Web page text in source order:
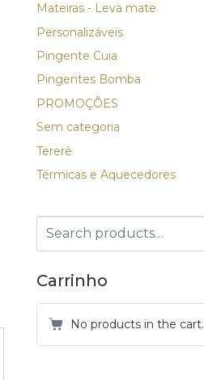
Mateiras - Leva mate
Personalizáveis
Pingente Cuia
Pingentes Bomba
PROMOÇÕES
Sem categoria
Tererê
Térmicas e Aquecedores
Carrinho
No products in the cart.